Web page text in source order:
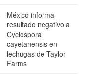
México informa
resultado negativo a
Cyclospora
cayetanensis en
lechugas de Taylor
Farms